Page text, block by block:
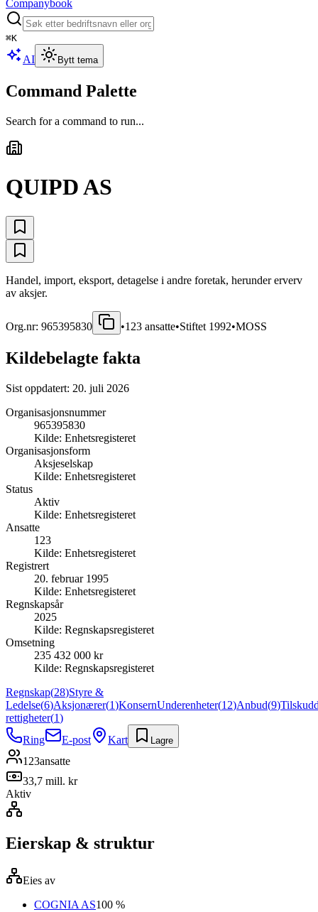
Companybook
⌘K
AI Bytt tema
Command Palette
Search for a command to run...
QUIPD AS
Handel, import, eksport, detagelse i andre foretak, herunder erverv
av aksjer.
Org.nr: 965395830 •123 ansatte•Stiftet 1992•MOSS
Kildebelagte fakta
Sist oppdatert: 20. juli 2026
Organisasjonsnummer
965395830
Kilde: Enhetsregisteret
Organisasjonsform
Aksjeselskap
Kilde: Enhetsregisteret
Status
Aktiv
Kilde: Enhetsregisteret
Ansatte
123
Kilde: Enhetsregisteret
Registrert
20. februar 1995
Kilde: Enhetsregisteret
Regnskapsår
2025
Kilde: Regnskapsregisteret
Omsetning
235 432 000 kr
Kilde: Regnskapsregisteret
Regnskap(28)Styre &
Ledelse(6)Aksjonærer(1)KonsernUnderenheter(12)Anbud(9)
rettigheter(1)
Ring
E-post Kart Lagre
123ansatte
33,7 mill. kr
Aktiv
Eierskap & struktur
Eies av
COGNIA AS100 %